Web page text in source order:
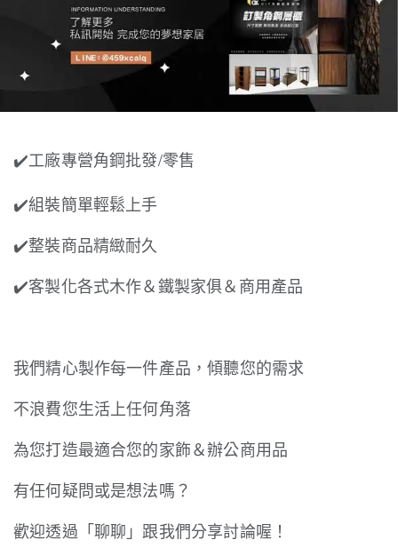
✔️工廠專營角鋼批發/零售
✔️組裝簡單輕鬆上手
✔️整裝商品精緻耐久
✔️客製化各式木作＆鐵製家俱＆商用產品
我們精心製作每一件產品，傾聽您的需求
不浪費您生活上任何角落
為您打造最適合您的家飾＆辦公商用品
有任何疑問或是想法嗎？
歡迎透過「聊聊」跟我們分享討論喔！